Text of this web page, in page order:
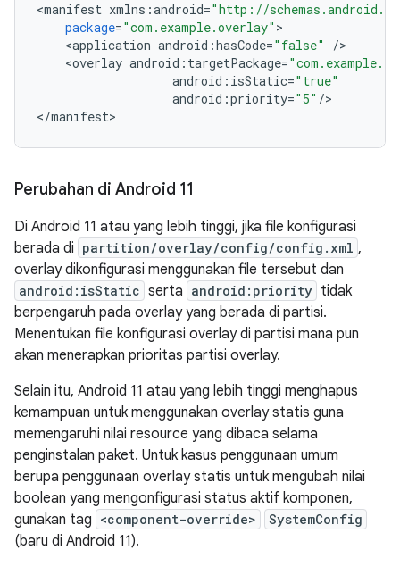
<manifest xmlns :android="http://
package="com.example.overlay"
<application android :hasCode="false" /
<overlay android : targetPackage=
android : isStatic="true"
android :priority="5" />
</manifest
Perubahan di Android 11
Di Android 11 atau yang lebih tinggi, jika file konfigurasi
berada di partition/overlay/config/config.xml ,
overlay dikonfigurasi menggunakan file tersebut dan
android:isStatic serta android:priority tidak
berpengaruh pada overlay yang berada di partisi.
Menentukan file konfigurasi overlay di partisi mana pun
akan menerapkan prioritas partisi overlay.
Selain itu, Android 11 atau yang lebih tinggi menghapus
kemampuan untuk menggunakan overlay statis guna
memengaruhi nilai resource yang dibaca selama
penginstalan paket. Untuk kasus penggunaan umum
berupa penggunaan overlay statis untuk mengubah nilai
boolean yang mengonfigurasi status aktif komponen,
gunakan tag <component-override> SystemConfig
(baru di Android 11).